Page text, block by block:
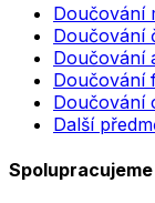
Doučování
Doučování
Doučování
Doučování
Doučování
Další
Spolupracujeme